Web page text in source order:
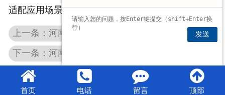
适配应用场景。
上一条：河南铝合金压铸件：使用中会生锈吗？答案在这里
下一条：河南镁合金铸件：轻量化场景的适配之选
首页 电话 留言 顶部
发送